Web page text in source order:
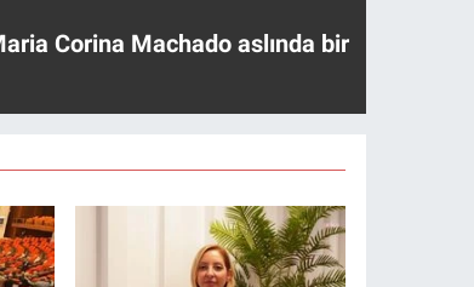
Corina Machado aslında bir